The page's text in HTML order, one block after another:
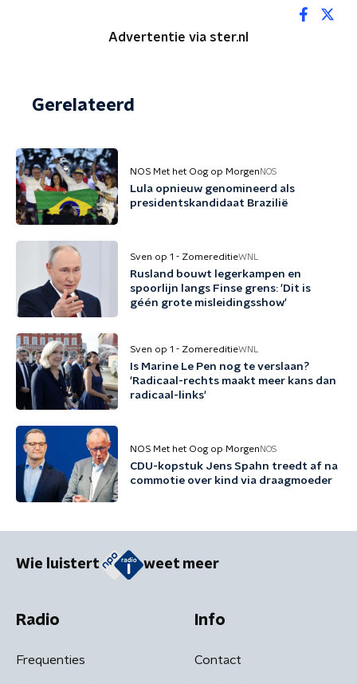
Advertentie via ster.nl
Gerelateerd
NOS Met het Oog op Morgen NOS
Lula opnieuw genomineerd als
presidentskandidaat Brazilië
Sven op 1 - ZomereditieWNL
Rusland bouwt legerkampen en
spoorlijn langs Finse grens: 'Dit is
géén grote misleidingsshow'
Sven op 1 - ZomereditieWNL
Is Marine Le Pen nog te verslaan?
'Radicaal-rechts maakt meer kans dan
radicaal-links'
NOS Met het Oog op Morgen NOS
CDU-kopstuk Jens Spahn treedt af na
commotie over kind via draagmoeder
Wie luistert weet meer
Radio
Frequenties
Info
Contact